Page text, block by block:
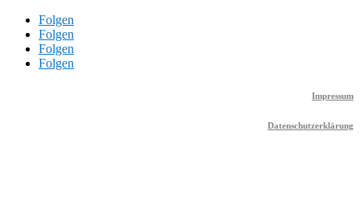
Folgen
Folgen
Folgen
Folgen
Impressum
Datenschutzerklärung